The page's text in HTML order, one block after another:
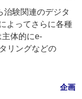
験関連のデジタ
よってさらに各種
体的にe-
リングなどの
企画